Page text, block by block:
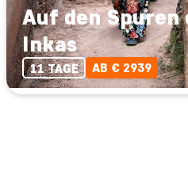
Auf den Spuren
Inkas
11 TAGE AB € 2939